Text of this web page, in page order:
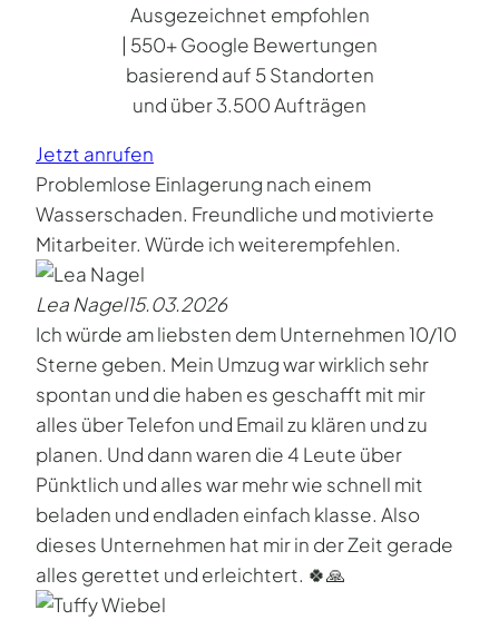
Ausgezeichnet empfohlen
| 550+ Google Bewertungen
basierend auf 5 Standorten
und über 3.500 Aufträgen
Jetzt anrufen
Problemlose Einlagerung nach einem
Wasserschaden. Freundliche und motivierte
Mitarbeiter. Würde ich weiterempfehlen.
Lea Nagel15.03.2026
Ich würde am liebsten dem Unternehmen 10/10
Sterne geben. Mein Umzug war wirklich sehr
spontan und die haben es geschafft mit mir
alles über Telefon und Email zu klären und zu
planen. Und dann waren die 4 Leute über
Pünktlich und alles war mehr wie schnell mit
beladen und endladen einfach klasse. Also
dieses Unternehmen hat mir in der Zeit gerade
alles gerettet und erleichtert. 🍀🙏